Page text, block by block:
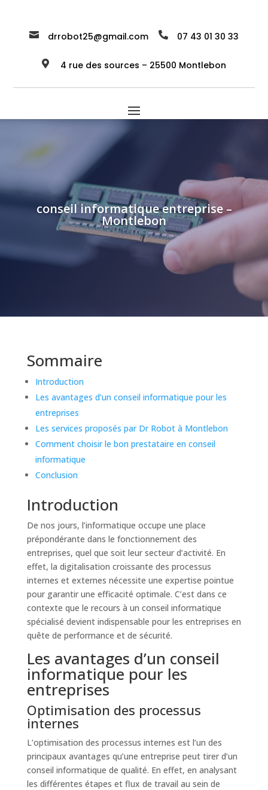
 drrobot25@gmail.com  07 43 01 30 33
 4 rue des sources – 25500 Montlebon
conseil informatique entreprise –
Montlebon
Sommaire
Introduction
Les avantages d’un conseil informatique pour les
entreprises
Les services proposés par Dr Robot à Montlebon
Comment choisir le bon prestataire en conseil
informatique
Conclusion
Introduction
De nos jours, l’informatique occupe une place
prépondérante dans le fonctionnement des
entreprises, quel que soit leur secteur d’activité. En
effet, la digitalisation croissante des processus
internes et externes nécessite une expertise pointue
pour garantir une efficacité optimale. C’est dans ce
contexte que le recours à un conseil informatique
spécialisé devient indispensable pour les entreprises en
quête de performance et de sécurité.
Les avantages d’un conseil
informatique pour les
entreprises
Optimisation des processus
internes
L’optimisation des processus internes est l’un des
principaux avantages qu’une entreprise peut tirer d’un
conseil informatique de qualité. En effet, en analysant
les différentes étapes et flux de travail au sein de